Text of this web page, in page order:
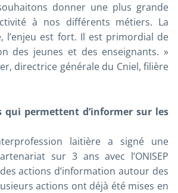
donner une plus grande
à nos différents métiers. La
l’enjeu est fort. Il est primordial de
des jeunes et des enseignants. »
directrice générale du Cniel, filière
qui permettent d’informer sur les
laitière a signé une
sur 3 ans avec l’ONISEP
actions d’information autour des
actions ont déjà été mises en